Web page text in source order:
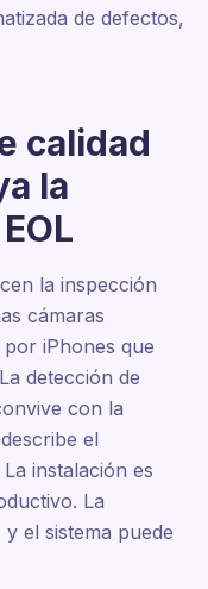
de defectos,
calidad
la
la inspección
cámaras
iPhones que
detección de
con la
el
instalación es
La
el sistema puede